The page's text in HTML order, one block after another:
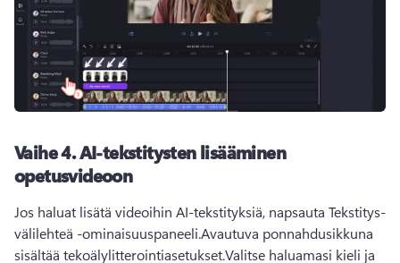
Vaihe 4.AI-tekstitysten lisääminen
opetusvideoon
Jos haluat lisätä videoihin AI-tekstityksiä, napsauta Tekstitys-
välilehteä -ominaisuuspaneeli.Avautuva ponnahdusikkuna
sisältää tekoälylitterointiasetukset.Valitse haluamasi kieli ja